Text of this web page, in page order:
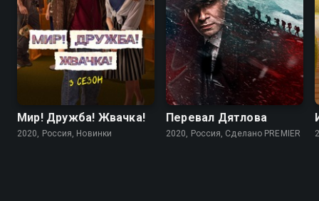
Мир! Дружба! Жвачка!
2020, Россия, Новинки
7.7 7.5
Перевал Дятлова
2020, Россия, Сделано PREMIER